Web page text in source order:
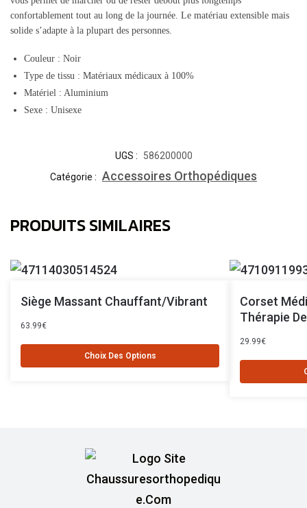
confortablement tout au long de la journée. Le matériau extensible mais
solide s’adapte à la plupart des personnes.
Couleur : Noir
Type de tissu : Matériaux médicaux à 100%
Matériel : Aluminium
Sexe : Unisexe
UGS :
586200000
Catégorie : Accessoires Orthopédiques
PRODUITS SIMILAIRES
Siège Massant Chauffant/vibrant
63.99€
Choix Des Options
Corset
Thérapie
29.99€